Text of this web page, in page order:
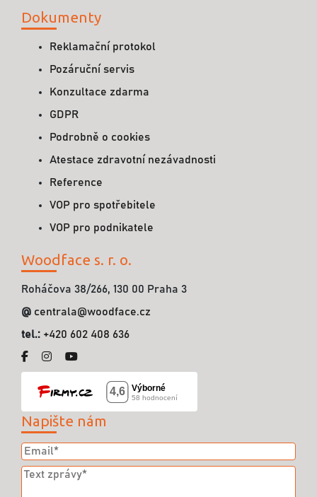
Dokumenty
Reklamační protokol
Pozáruční servis
Konzultace zdarma
GDPR
Podrobně o cookies
Atestace zdravotní nezávadnosti
Reference
VOP pro spotřebitele
VOP pro podnikatele
Woodface s. r. o.
Roháčova 38/266, 130 00 Praha 3
@ centrala@woodface.cz
tel.: +420 602 408 636
Napište nám